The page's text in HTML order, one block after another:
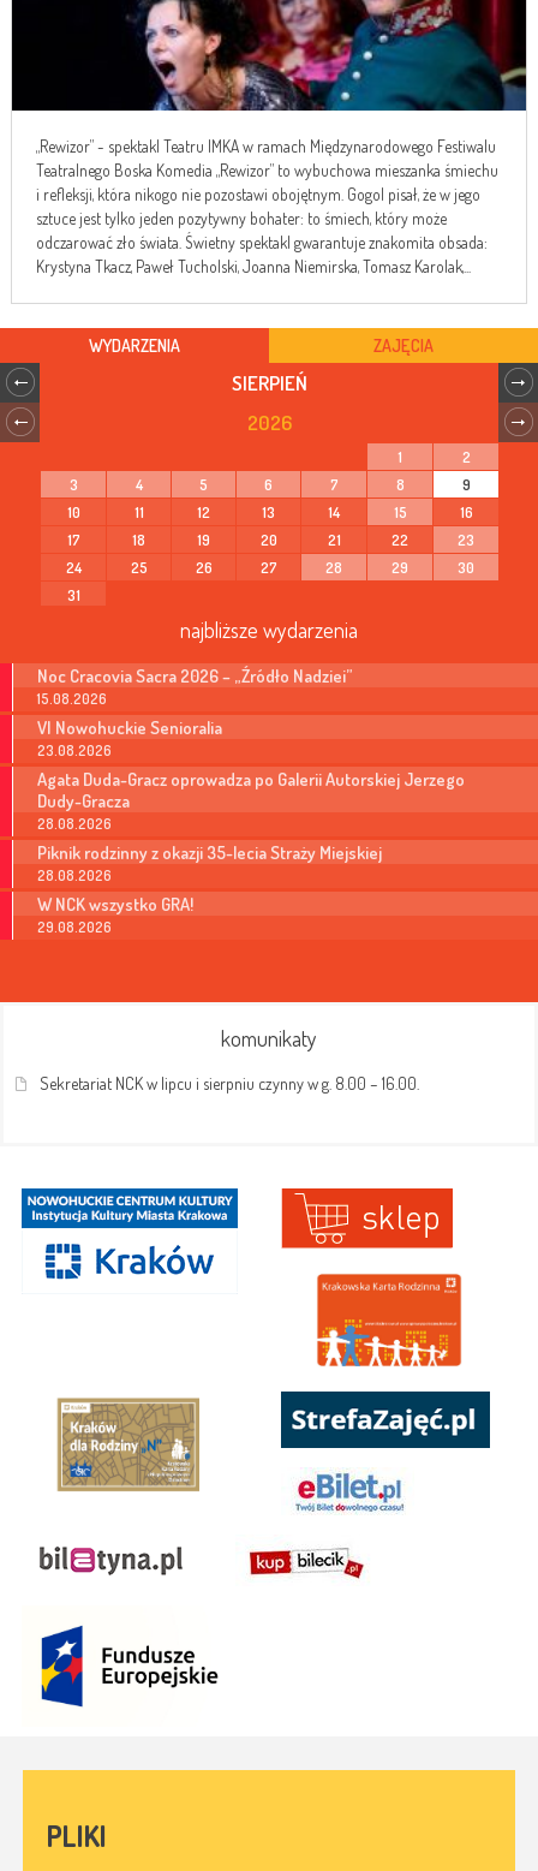
„Rewizor” - spektakl Teatru IMKA w ramach Międzynarodowego Festiwalu
Teatralnego Boska Komedia „Rewizor” to wybuchowa mieszanka śmiechu
i refleksji, która nikogo nie pozostawi obojętnym. Gogol pisał, że w jego
sztuce jest tylko jeden pozytywny bohater: to śmiech, który może
odczarować zło świata. Świetny spektakl gwarantuje znakomita obsada:
Krystyna Tkacz, Paweł Tucholski, Joanna Niemirska, Tomasz Karolak,...
WYDARZENIA ZAJĘCIA
SIERPIEŃ
2026
1
2
3
4 5 6 7 8
9
10
11 12 13 14 15
16
17
18 19 20 21 22
23
24
25 26 27 28 29
30
31
najbliższe wydarzenia
Noc Cracovia Sacra 2026 – „Źródło Nadziei”
15.08.2026
VI Nowohuckie Senioralia
23.08.2026
Agata Duda-Gracz oprowadza po Galerii Autorskiej Jerzego
Dudy-Gracza
28.08.2026
Piknik rodzinny z okazji 35-lecia Straży Miejskiej
28.08.2026
W NCK wszystko GRA!
29.08.2026
komunikaty
Sekretariat NCK w lipcu i sierpniu czynny w g. 8.00 – 16.00.
PLIKI